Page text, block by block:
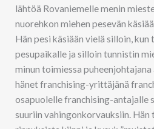
lähtöä Rovaniemelle menin
nuorehkon miehen pesevän
Hän pesi käsiään vielä silloin,
pesupaikalle ja silloin tunnistin
minun toimiessa
hänet franchising-yrittäjänä
osapuolelle franchising-antajalle
suuriin vahingonkorvauksiin. Hän